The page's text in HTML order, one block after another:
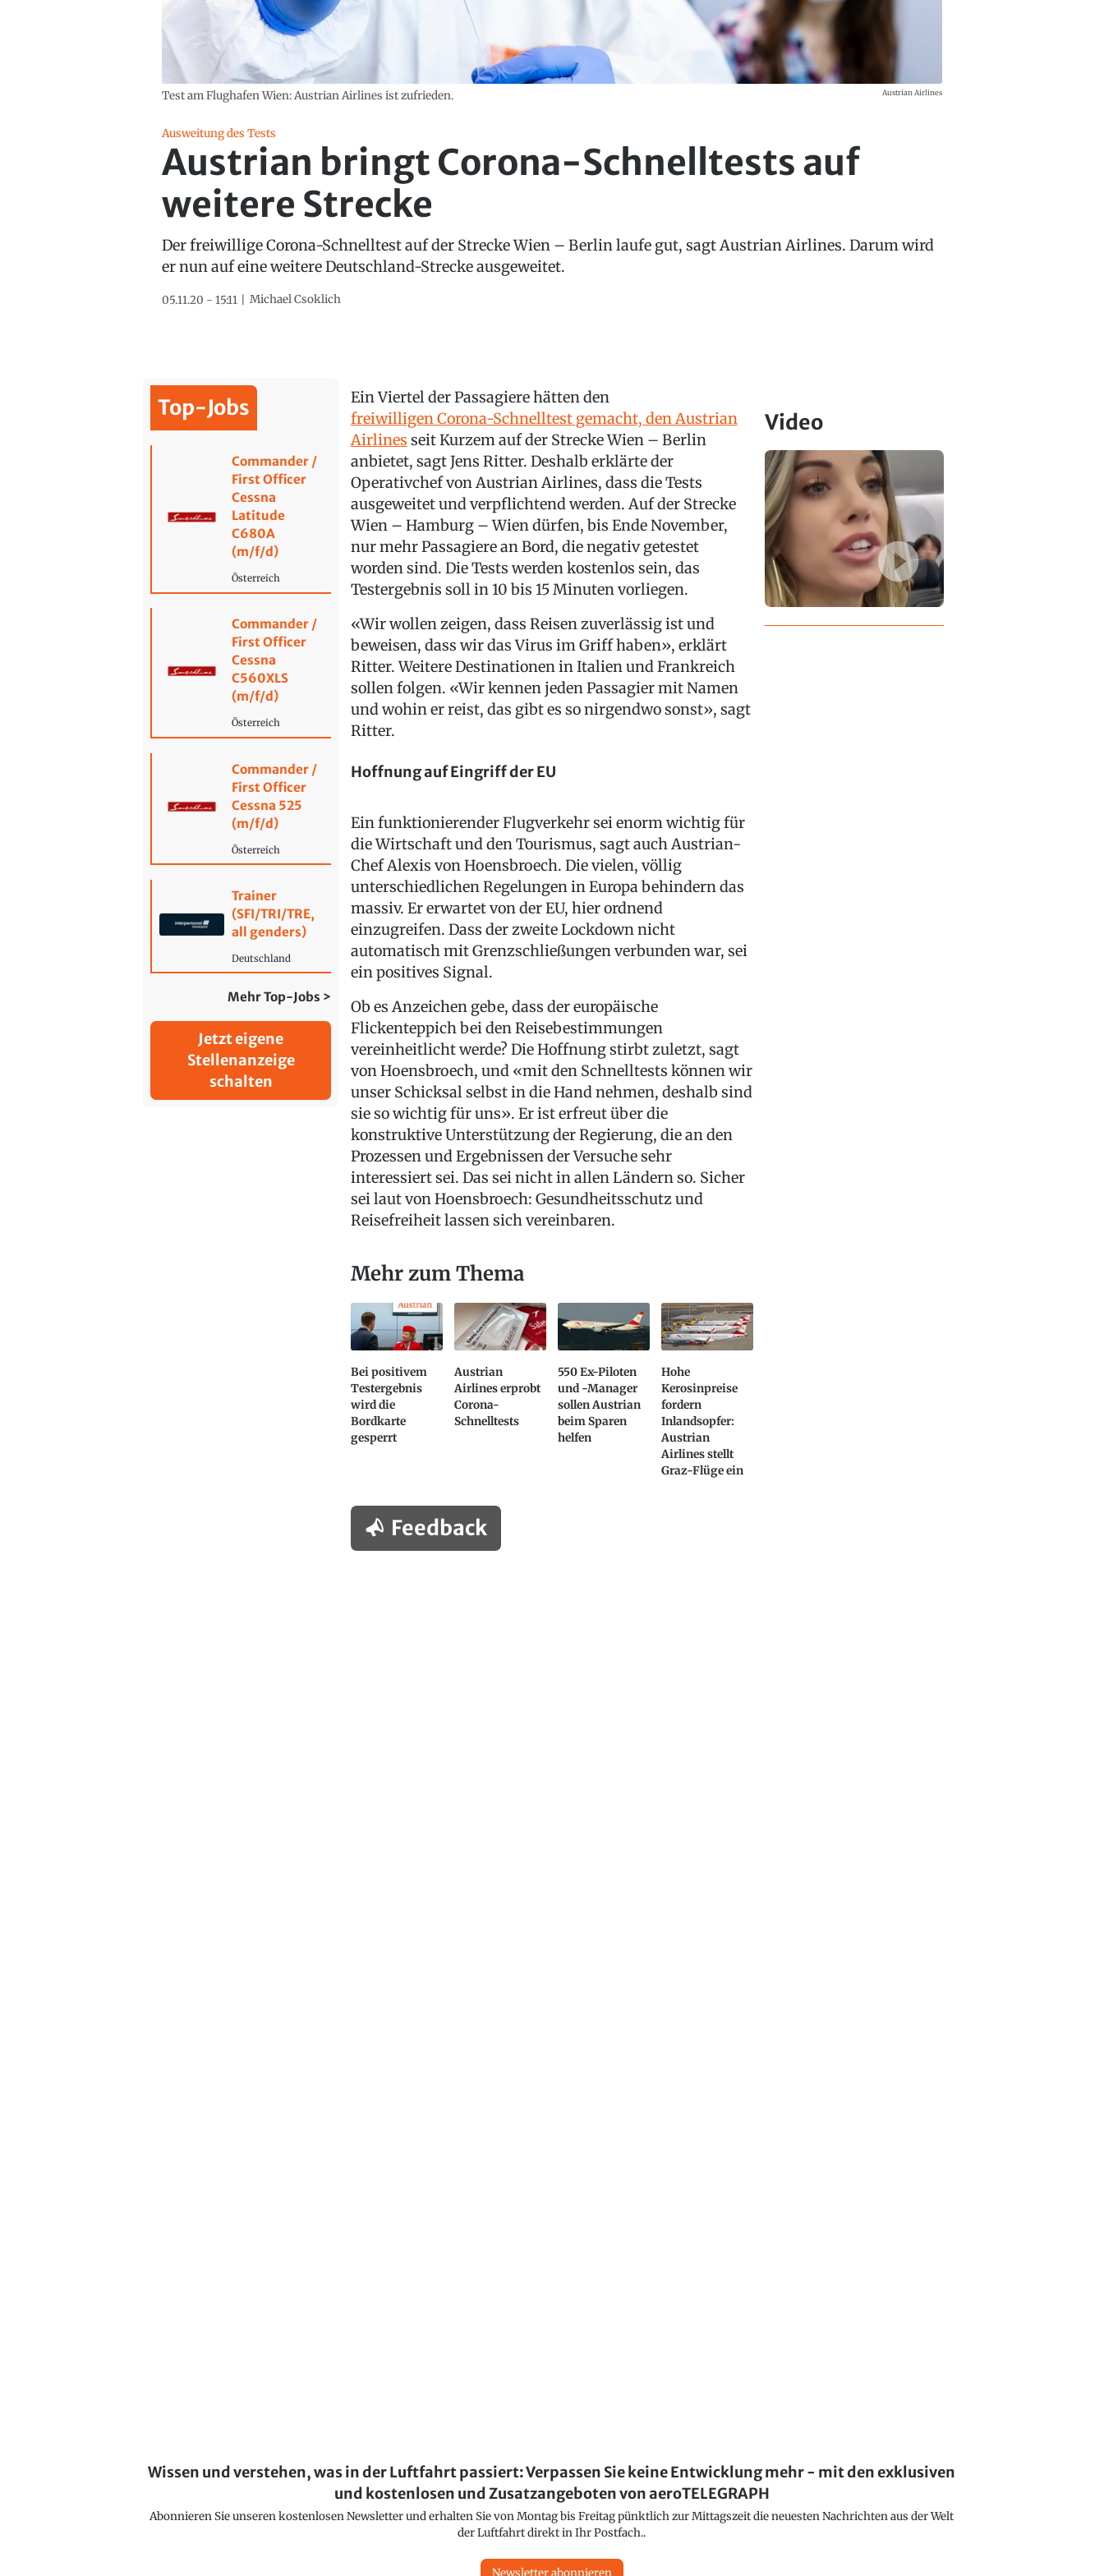
Test am Flughafen Wien: Austrian Airlines ist zufrieden. Austrian Airlines
Ausweitung des Tests
Austrian bringt Corona-Schnelltests auf
weitere Strecke
Der freiwillige Corona-Schnelltest auf der Strecke Wien – Berlin laufe gut, sagt Austrian Airlines. Darum wird
er nun auf eine weitere Deutschland-Strecke ausgeweitet.
05.11.20 - 15:11 Michael Csoklich
Top-Jobs
Commander /
First Officer
Cessna
Latitude
C680A
(m/f/d)
Österreich
Commander /
First Officer
Cessna
C560XLS
(m/f/d)
Österreich
Commander /
First Officer
Cessna 525
(m/f/d)
Österreich
Trainer
(SFI/TRI/TRE,
all genders)
Deutschland
Mehr Top-Jobs >
Jetzt eigene
Stellenanzeige
schalten
Ein Viertel der Passagiere hätten den
freiwilligen Corona-Schnelltest gemacht, den Austrian
Airlines seit Kurzem auf der Strecke Wien – Berlin
anbietet, sagt Jens Ritter. Deshalb erklärte der
Operativchef von Austrian Airlines, dass die Tests
ausgeweitet und verpflichtend werden. Auf der Strecke
Wien – Hamburg – Wien dürfen, bis Ende November,
nur mehr Passagiere an Bord, die negativ getestet
worden sind. Die Tests werden kostenlos sein, das
Testergebnis soll in 10 bis 15 Minuten vorliegen.
«Wir wollen zeigen, dass Reisen zuverlässig ist und
beweisen, dass wir das Virus im Griff haben», erklärt
Ritter. Weitere Destinationen in Italien und Frankreich
sollen folgen. «Wir kennen jeden Passagier mit Namen
und wohin er reist, das gibt es so nirgendwo sonst», sagt
Ritter.
Hoffnung auf Eingriff der EU
Ein funktionierender Flugverkehr sei enorm wichtig für
die Wirtschaft und den Tourismus, sagt auch Austrian-
Chef Alexis von Hoensbroech. Die vielen, völlig
unterschiedlichen Regelungen in Europa behindern das
massiv. Er erwartet von der EU, hier ordnend
einzugreifen. Dass der zweite Lockdown nicht
automatisch mit Grenzschließungen verbunden war, sei
ein positives Signal.
Ob es Anzeichen gebe, dass der europäische
Flickenteppich bei den Reisebestimmungen
vereinheitlicht werde? Die Hoffnung stirbt zuletzt, sagt
von Hoensbroech, und «mit den Schnelltests können wir
unser Schicksal selbst in die Hand nehmen, deshalb sind
sie so wichtig für uns». Er ist erfreut über die
konstruktive Unterstützung der Regierung, die an den
Prozessen und Ergebnissen der Versuche sehr
interessiert sei. Das sei nicht in allen Ländern so. Sicher
sei laut von Hoensbroech: Gesundheitsschutz und
Reisefreiheit lassen sich vereinbaren.
Mehr zum Thema
Bei positivem
Testergebnis
wird die
Bordkarte
gesperrt
Austrian
Airlines erprobt
Corona-
Schnelltests
550 Ex-Piloten
und -Manager
sollen Austrian
beim Sparen
helfen
Hohe
Kerosinpreise
fordern
Inlandsopfer:
Austrian
Airlines stellt
Graz-Flüge ein
Feedback
Video
Wissen und verstehen, was in der Luftfahrt passiert: Verpassen Sie keine Entwicklung mehr - mit den exklusiven
und kostenlosen und Zusatzangeboten von aeroTELEGRAPH
Abonnieren Sie unseren kostenlosen Newsletter und erhalten Sie von Montag bis Freitag pünktlich zur Mittagszeit die neuesten Nachrichten aus der Welt
der Luftfahrt direkt in Ihr Postfach..
Newsletter abonnieren